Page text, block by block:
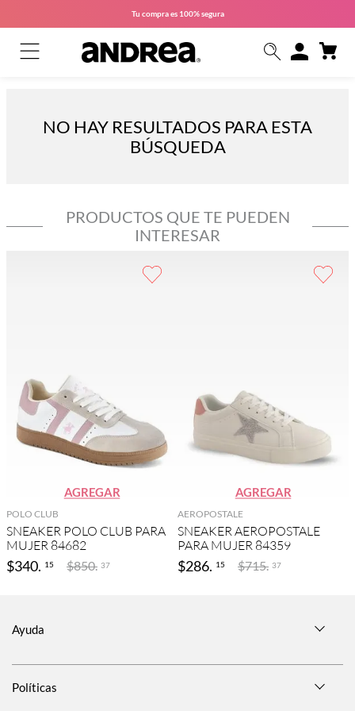
Tu compra es 100% segura
NO HAY RESULTADOS PARA ESTA
BÚSQUEDA
PRODUCTOS QUE TE PUEDEN
INTERESAR
AGREGAR
POLO CLUB
SNEAKER POLO CLUB PARA
MUJER 84682
$340. 15 $850. 37
AGREGAR
AEROPOSTALE
SNEAKER AEROPOSTALE
PARA MUJER 84359
$286. 15 $715. 37
Ayuda
Políticas